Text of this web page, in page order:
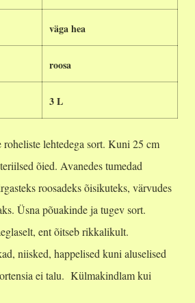
väga hea
roosa
3 L
roheliste lehtedega sort. Kuni 25 cm
õied. Avanedes tumedad
roosadeks õisikuteks, värvudes
Üsna põuakinde ja tugev sort.
ent õitseb rikkalikult.
niisked, happelised kuni aluselised
ei talu. Külmakindlam kui